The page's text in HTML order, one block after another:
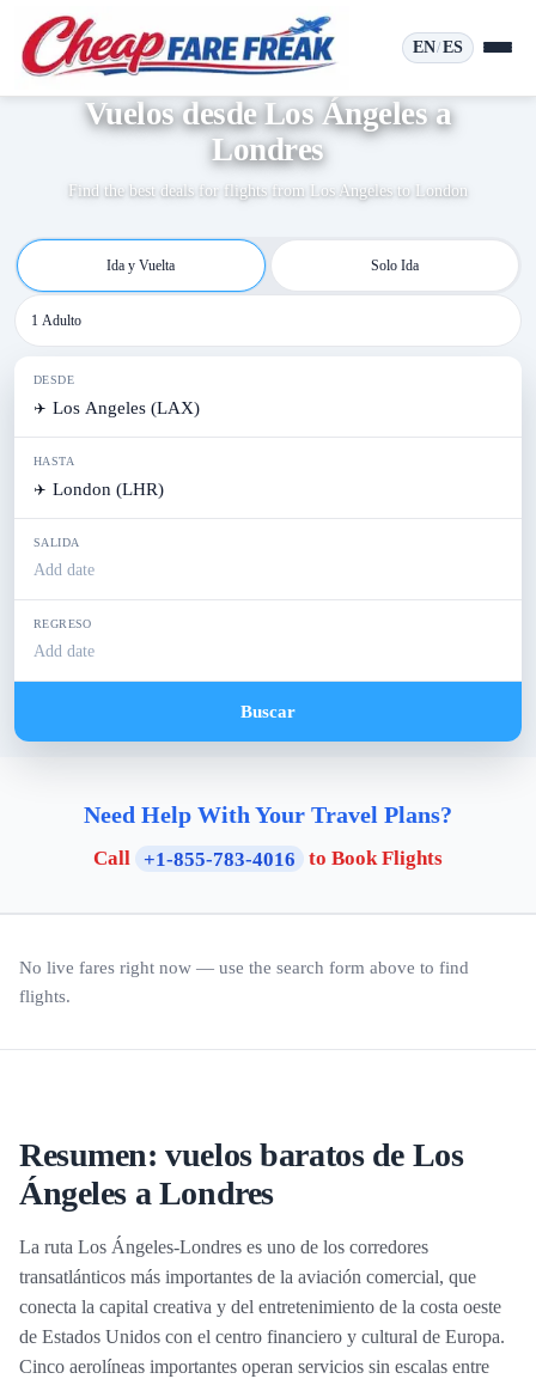
EN/ES
Vuelos desde Los Ángeles a
Londres
Find the best deals for flights from Los Angeles to London
Ida y Vuelta Solo Ida
1 Adulto
DESDE
✈️
HASTA
✈️
SALIDA
Add date
REGRESO
Add date
Buscar
Need Help With Your Travel Plans?
Call +1-855-783-4016 to Book Flights
No live fares right now — use the search form above to find
flights.
Resumen: vuelos baratos de Los
Ángeles a Londres
La ruta Los Ángeles-Londres es uno de los corredores
transatlánticos más importantes de la aviación comercial, que
conecta la capital creativa y del entretenimiento de la costa oeste
de Estados Unidos con el centro financiero y cultural de Europa.
Cinco aerolíneas importantes operan servicios sin escalas entre